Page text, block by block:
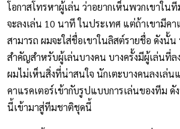
โอกาสโทรหาผู้เล่น ว่าอยากเห็นพวกเขาใน
จะลงเล่น 10 นาที ในประเทศ แต่ถ้าเขามีคา
สามารถ ผมจะใส่ชื่อเขาในลิสต์รายชื่อ ดังนั้น
สำคัญสำหรับผู้เล่นบางคน บางครั้งมีผู้เล่นที่
ผมไม่เห็นสิ่งที่น่าสนใจ นักเตะบางคนลงเล่
คาแรคเตอร์เข้ากับรูปแบบการเล่นของทีม
นี้เข้ามาสู่ทีมชาติชุดนี้